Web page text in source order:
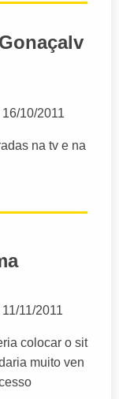
10/2011
na tv e na
11/2011
colocar o sit
muito ven